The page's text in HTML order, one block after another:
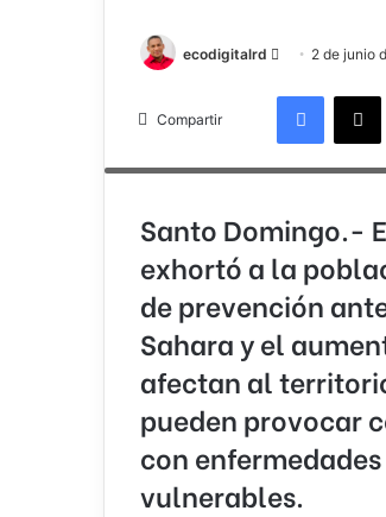
ecodigitalrd
Send
email
2 de junio
Compartir
X
El ministro de Salud Pública, Víctor
Santo Domingo.-
exhortó a la
de prevención
Sahara y el
afectan al
pueden provocar
con
vulnerables.